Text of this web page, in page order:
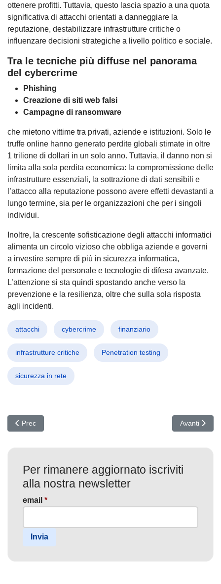
ottenere profitti. Tuttavia, questo lascia spazio a una quota
significativa di attacchi orientati a danneggiare la
reputazione, destabilizzare infrastrutture critiche o
influenzare decisioni strategiche a livello politico e sociale.
Tra le tecniche più diffuse nel panorama
del cybercrime
Phishing
Creazione di siti web falsi
Campagne di ransomware
che mietono vittime tra privati, aziende e istituzioni. Solo le
truffe online hanno generato perdite globali stimate in oltre
1 trilione di dollari in un solo anno. Tuttavia, il danno non si
limita alla sola perdita economica: la compromissione delle
infrastrutture essenziali, la sottrazione di dati sensibili e
l’attacco alla reputazione possono avere effetti devastanti a
lungo termine, sia per le organizzazioni che per i singoli
individui.
Inoltre, la crescente sofisticazione degli attacchi informatici
alimenta un circolo vizioso che obbliga aziende e governi
a investire sempre di più in sicurezza informatica,
formazione del personale e tecnologie di difesa avanzate.
L’attenzione si sta quindi spostando anche verso la
prevenzione e la resilienza, oltre che sulla sola risposta
agli incidenti.
attacchi cybercrime finanziario
infrastrutture critiche Penetration testing
sicurezza in rete
Articolo precedente: Cybersecurity 2025: Podcast rivoluzionario
Prec Articolo
Avanti
Per rimanere aggiornato iscriviti
alla nostra newsletter
email *
Invia